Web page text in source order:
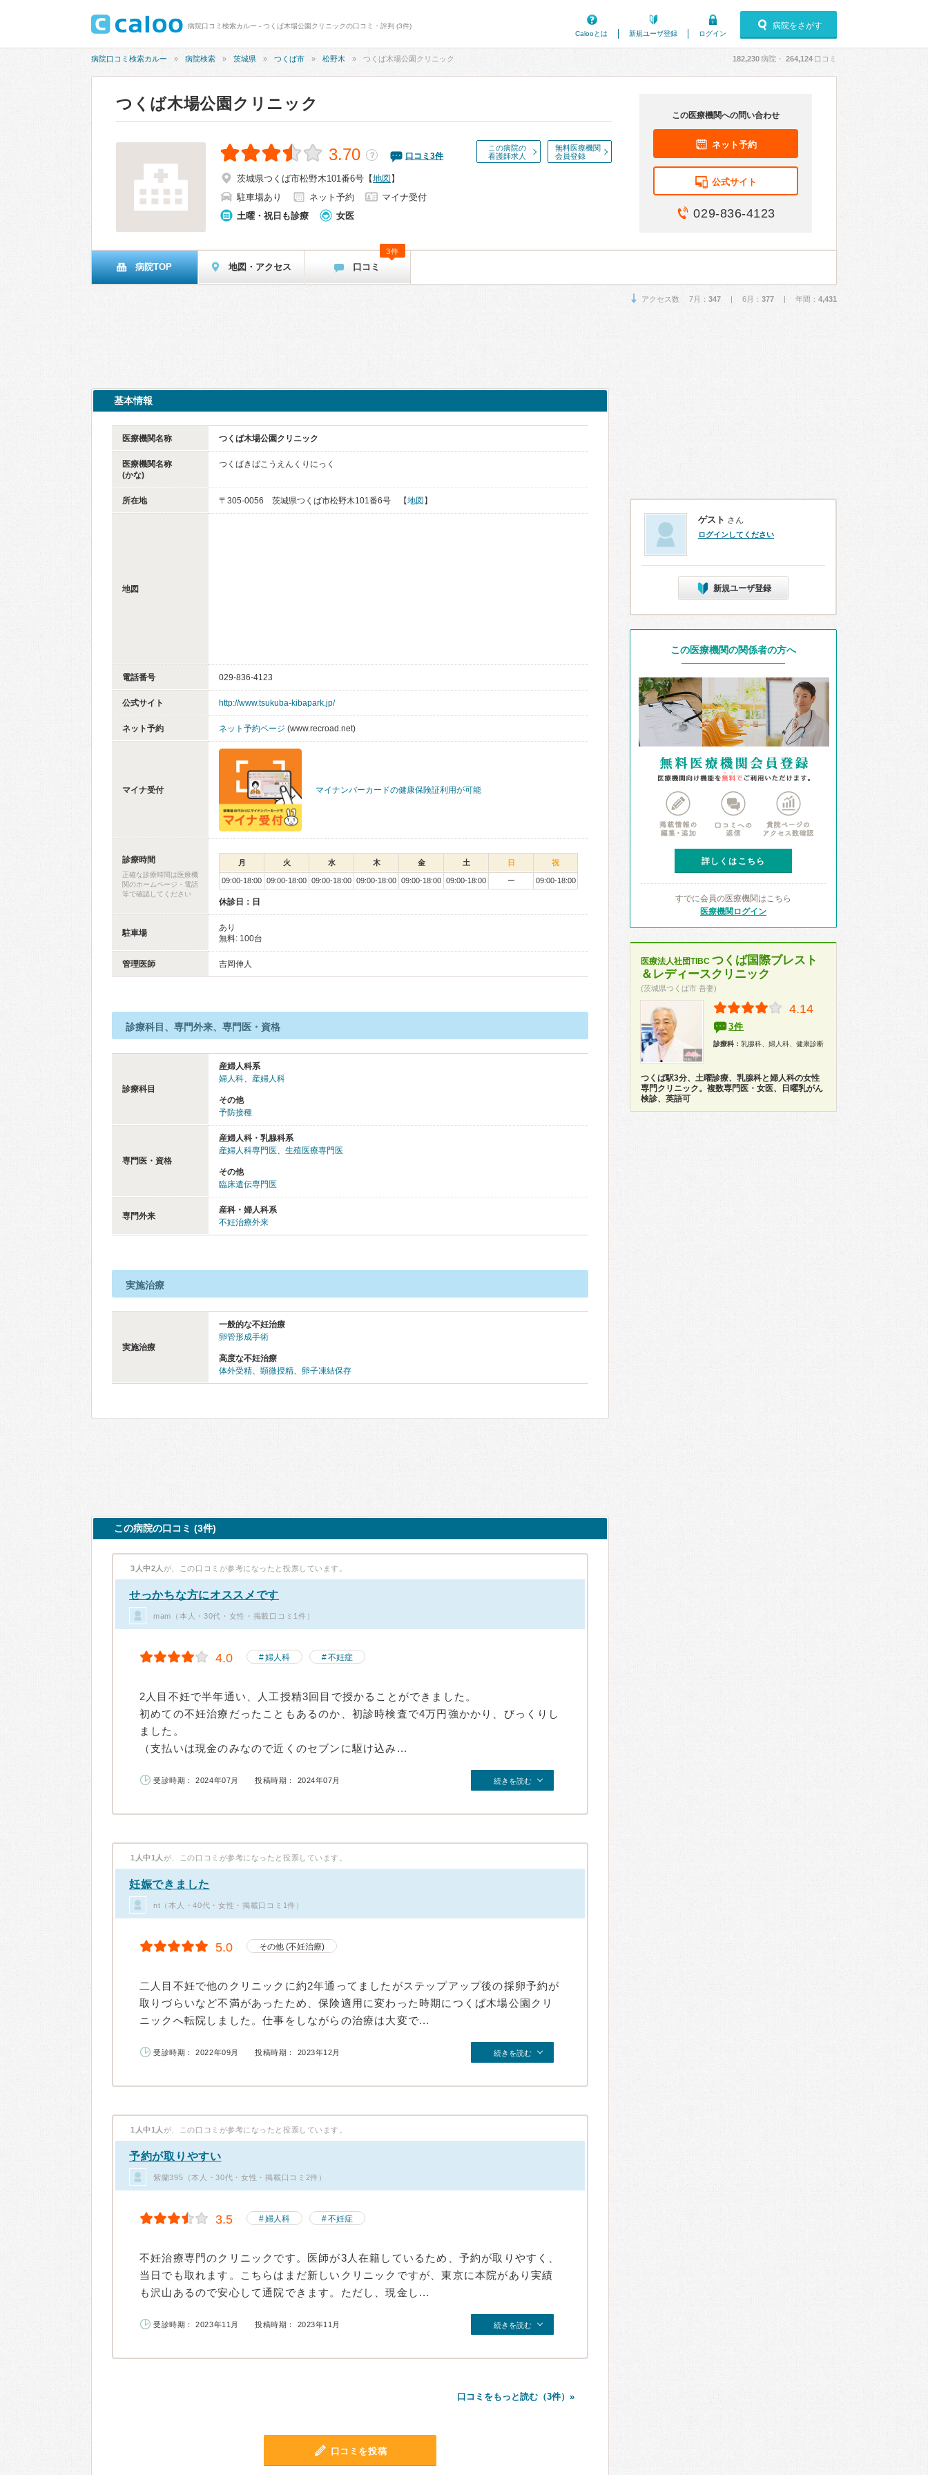
病院口コミ検索カルー - つくば木場公園クリニックの口コミ・評判 (3件)
Calooとは
新規ユーザ登録 ログイン
病院をさがす
病院口コミ検索カルー 病院検索 茨城県 つくば市 松野木 つくば木場公園クリニック 182,230病院・ 264,124 口コミ
つくば木場公園クリニック
この病院の
看護師求人
無料医療機関
会員登録
3.70 ？ 口コミ 3件
茨城県つくば市松野木101番6号 【地図 】
駐車場あり
ネット予約
マイナ受付
土曜・祝日も診療
女医
この医療機関への問い合わせ
ネット予約
公式サイト
029-836-4123
病院TOP 地図・アクセス 口コミ
3件
アクセス数 7月： 347 | 6月： 377 | 年間： 4,431
基本情報
医療機関名称 つくば木場公園クリニック
医療機関名称
(かな)
つくばきばこうえんくりにっく
所在地 〒305-0056 茨城県つくば市松野木101番6号 【地図 】
地図
電話番号 029-836-4123
公式サイト http://www.tsukuba-kibapark.jp/
ネット予約 ネット予約ページ (www.recroad.net)
マイナ受付 マイナンバーカードの健康保険証利用が可能
診療時間
正確な診療時間は医療機
関のホームページ・電話
等で確認してください
月 火 水 木 金 土 日 祝
09:00-18:00 09:00-18:00 09:00-18:00 09:00-18:00 09:00-18:00 09:00-18:00 ー 09:00-18:00
休診日：日
駐車場
あり
無料: 100台
管理医師 吉岡伸人
診療科目、専門外来、専門医・資格
診療科目
産婦人科系
婦人科、 産婦人科
その他
予防接種
専門医・資格
産婦人科・乳腺科系
産婦人科専門医、 生殖医療専門医
その他
臨床遺伝専門医
専門外来
産科・婦人科系
不妊治療外来
実施治療
実施治療
一般的な不妊治療
卵管形成手術
高度な不妊治療
体外受精、 顕微授精、 卵子凍結保存
この病院の口コミ (3件)
3人中2人 が、この口コミが参考になったと投票しています。
せっかちな方にオススメです
mam（本人・30代・女性・掲載口コミ1件）
4.0 婦人科 不妊症
2人目不妊で半年通い、人工授精3回目で授かることができました。
初めての不妊治療だったこともあるのか、初診時検査で4万円強かかり、びっくりし
ました。
（支払いは現金のみなので近くのセブンに駆け込み...
受診時期： 2024年07月 投稿時期： 2024年07月 続きを読む
1人中1人 が、この口コミが参考になったと投票しています。
妊娠できました
nt（本人・40代・女性・掲載口コミ1件）
5.0 その他 (不妊治療)
二人目不妊で他のクリニックに約2年通ってましたがステップアップ後の採卵予約が
取りづらいなど不満があったため、保険適用に変わった時期につくば木場公園クリ
ニックへ転院しました。仕事をしながらの治療は大変で...
受診時期： 2022年09月 投稿時期： 2023年12月 続きを読む
1人中1人 が、この口コミが参考になったと投票しています。
予約が取りやすい
紫蘭395（本人・30代・女性・掲載口コミ2件）
3.5 婦人科 不妊症
不妊治療専門のクリニックです。医師が3人在籍しているため、予約が取りやすく、
当日でも取れます。こちらはまだ新しいクリニックですが、東京に本院があり実績
も沢山あるので安心して通院できます。ただし、現金し...
受診時期： 2023年11月 投稿時期： 2023年11月 続きを読む
口コミをもっと読む（3件）»
口コミを投稿
ゲスト さん
ログインしてください
新規ユーザ登録
この医療機関の関係者の方へ
詳しくはこちら
すでに会員の医療機関はこちら
医療機関ログイン
医療法人社団TIBC つくば国際ブレスト
＆レディースクリニック
(茨城県つくば市 吾妻)
4.14
3件
診療科： 乳腺科、婦人科、健康診断
つくば駅3分、土曜診療、乳腺科と婦人科の女性
専門クリニック。複数専門医・女医、日曜乳がん
検診、英語可